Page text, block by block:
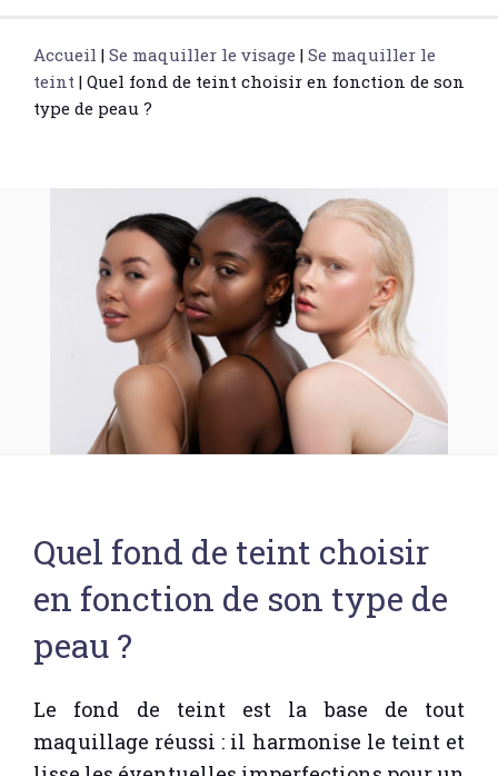
Accueil | Se maquiller le visage | Se maquiller le
teint | Quel fond de teint choisir en fonction de son
type de peau ?
Quel fond de teint choisir
en fonction de son type de
peau ?
Le fond de teint est la base de tout
maquillage réussi : il harmonise le teint et